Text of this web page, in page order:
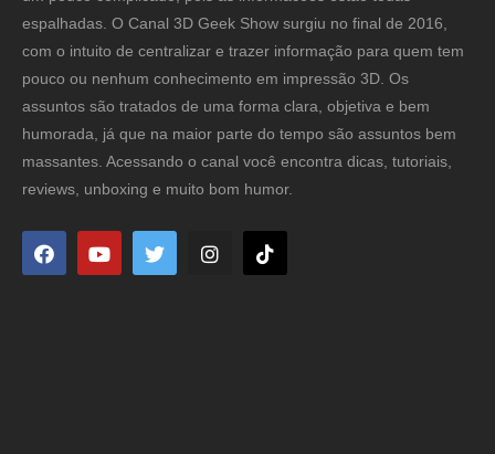
espalhadas. O Canal 3D Geek Show surgiu no final de 2016,
com o intuito de centralizar e trazer informação para quem tem
pouco ou nenhum conhecimento em impressão 3D. Os
assuntos são tratados de uma forma clara, objetiva e bem
humorada, já que na maior parte do tempo são assuntos bem
massantes. Acessando o canal você encontra dicas, tutoriais,
reviews, unboxing e muito bom humor.